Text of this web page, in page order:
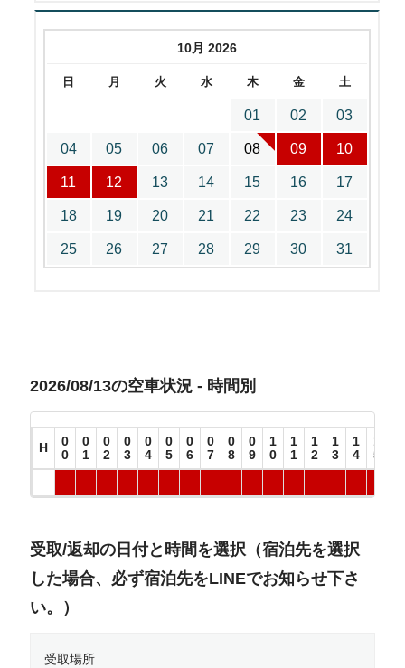
10月 2026
日 月 火 水 木 金 土
01 02 03
04 05 06 07 08 09 10
11 12 13 14 15 16 17
18 19 20 21 22 23 24
25 26 27 28 29 30 31
2026/08/13の空車状況 - 時間別
H
0
0
0
1
0
2
0
3
0
4
0
5
0
6
0
7
0
8
0
9
1
0
1
1
1
2
1
3
1
4
1
5
受取/返却の日付と時間を選択（宿泊先を選択
した場合、必ず宿泊先をLINEでお知らせ下さ
い。）
受取場所